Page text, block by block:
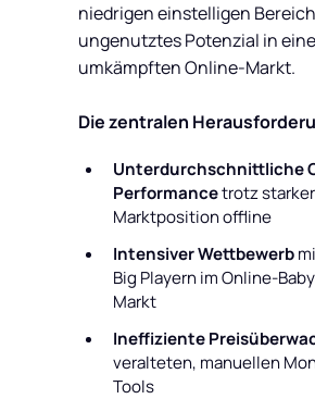
niedrigen einstelligen
ungenutztes Potenzial in
umkämpften Online-Markt.
Die zentralen
Unterdurchschnittliche
Performancetrotz starker
Marktposition offline
Intensiver Wettbewerb
Big Playern im Online-
Markt
Ineffiziente
veralteten, manuellen
Tools